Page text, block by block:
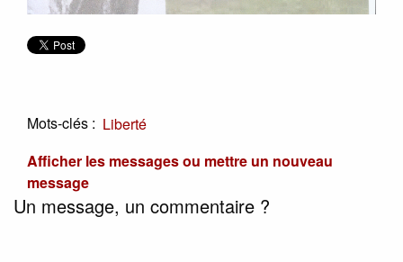
Mots-clés : Liberté
Afficher les messages ou mettre un nouveau
message
Un message, un commentaire ?